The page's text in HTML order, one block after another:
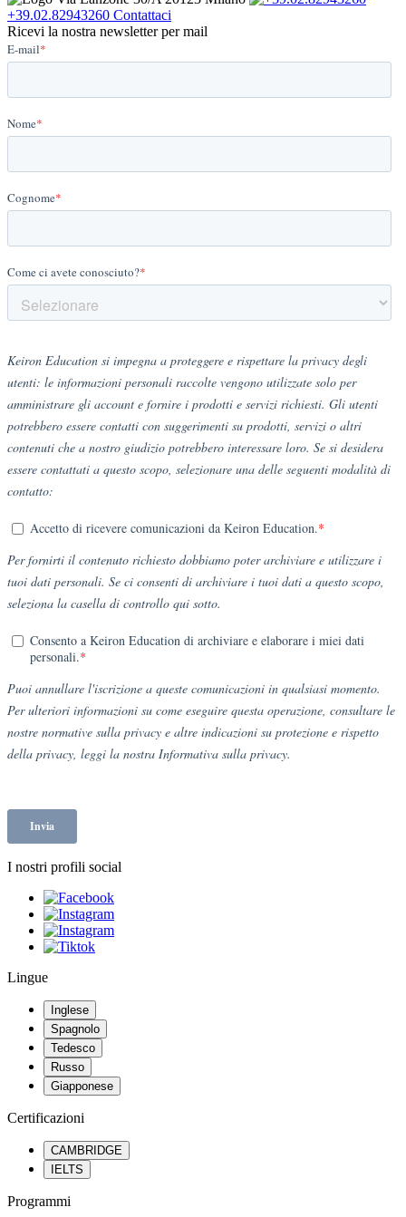
+39.02.82943260 Contattaci
Ricevi la nostra newsletter per mail
I nostri profili social
Lingue
Inglese
Spagnolo
Tedesco
Russo
Giapponese
Certificazioni
CAMBRIDGE
IELTS
Programmi